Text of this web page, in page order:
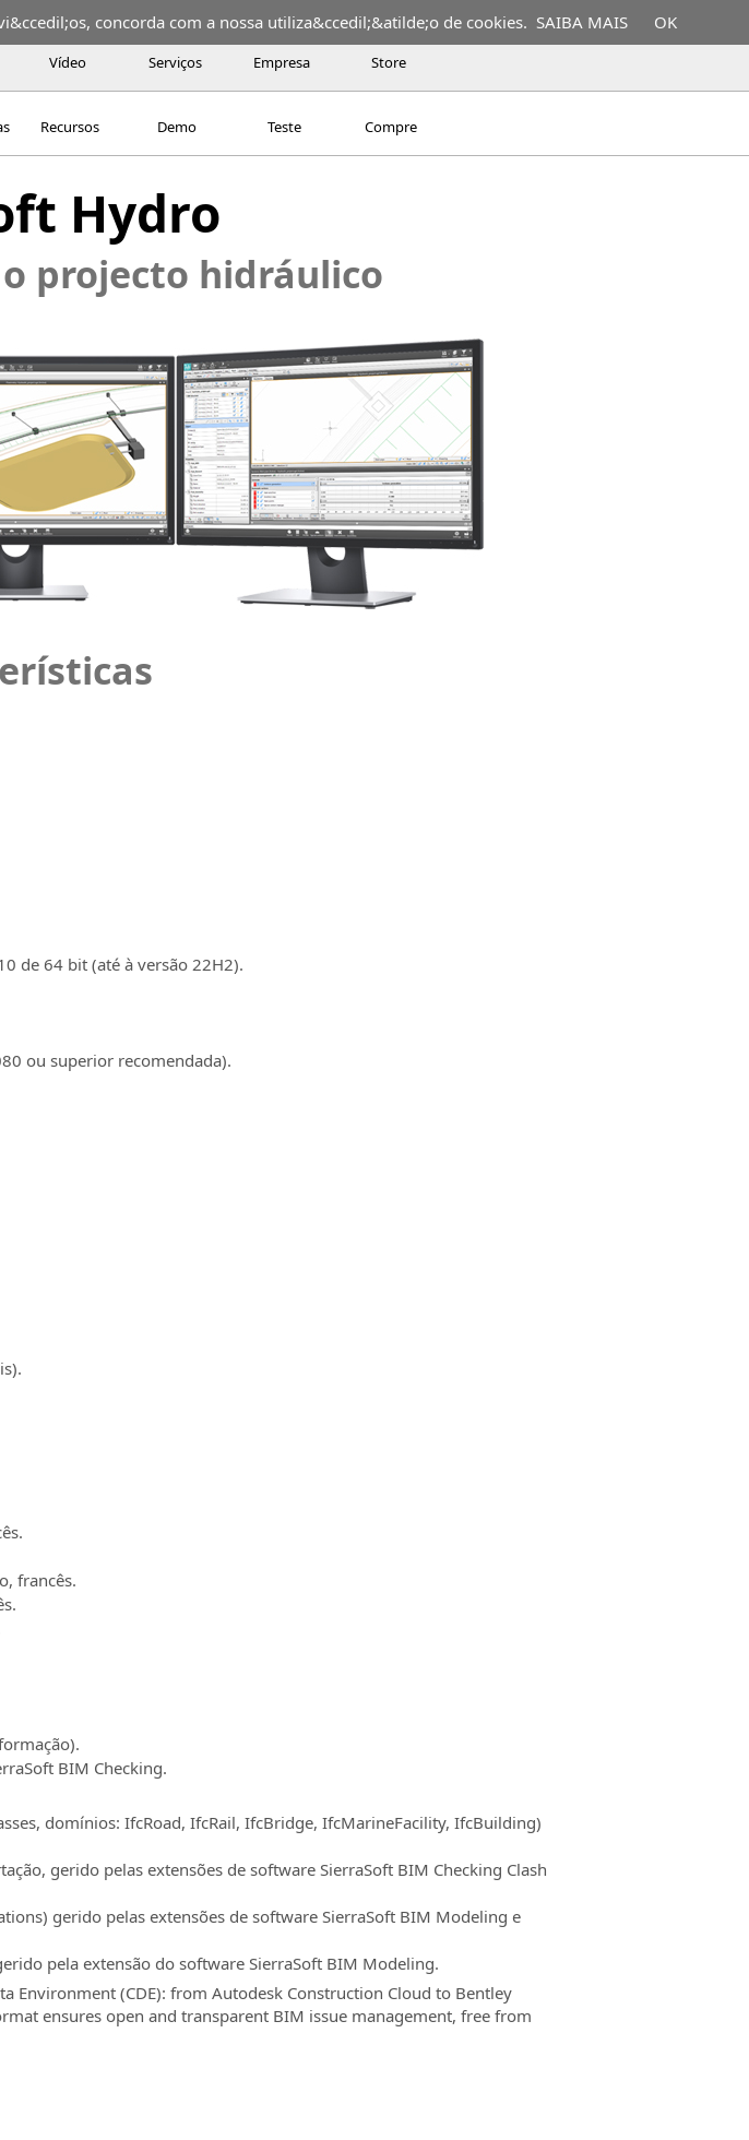
Vídeo Serviços Empresa Store
Recursos Demo Teste Compre
Hydro
projecto hidráulico
de 64 bit (até à versão 22H2).
ou superior recomendada).
francês.
BIM Checking.
domínios: IfcRoad, IfcRail, IfcBridge, IfcMarineFacility, IfcBuilding)
gerido pelas extensões de software SierraSoft BIM Checking Clash
gerido pelas extensões de software SierraSoft BIM Modeling e
pela extensão do software SierraSoft BIM Modeling.
Environment (CDE): from Autodesk Construction Cloud to Bentley
ensures open and transparent BIM issue management, free from
concorda com a nossa utiliza&ccedil;&atilde;o de cookies. SAIBA MAIS OK